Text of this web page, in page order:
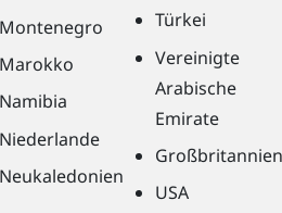
Montenegro
Marokko
Namibia
Niederlande
Neukaledonien
Türkei
Vereinigte
Arabische
Emirate
Großbritannien
USA